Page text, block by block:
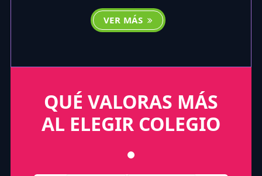
VER MÁS
QUÉ VALORAS MÁS
AL ELEGIR COLEGIO